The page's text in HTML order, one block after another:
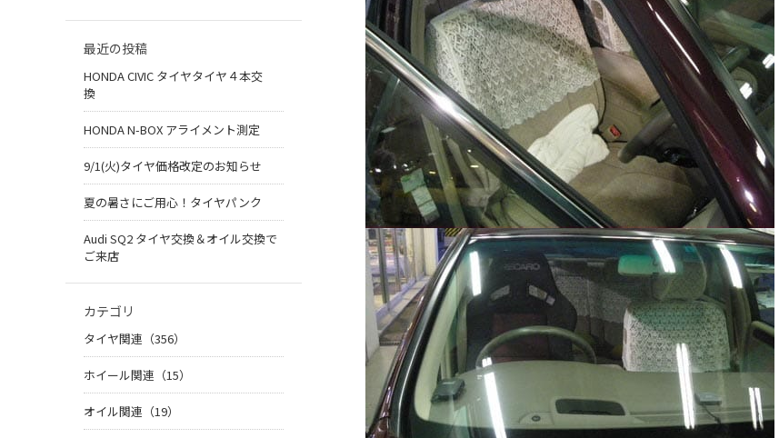
最近の投稿
HONDA CIVIC タイヤタイヤ４本交
換
HONDA N-BOX アライメント測定
9/1(火)タイヤ価格改定のお知らせ
夏の暑さにご用心！タイヤパンク
Audi SQ2 タイヤ交換＆オイル交換で
ご来店
カテゴリ
タイヤ関連（356）
ホイール関連（15）
オイル関連（19）